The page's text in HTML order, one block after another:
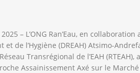
– L’ONG Ran’Eau, en
et de l’Hygiène (DREAH) Atsimo-
Transrégional de l’EAH
Assainissement Axé sur le Marché